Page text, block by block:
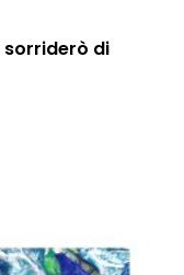
sorriderò di